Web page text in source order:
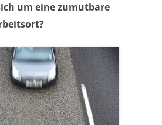
um eine zumutbare